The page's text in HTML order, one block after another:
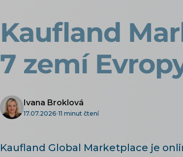
Kaufland
7 zemí
Ivana Broklová
17.07.2026 11 minut čtení
Kaufland Global Marketplace je